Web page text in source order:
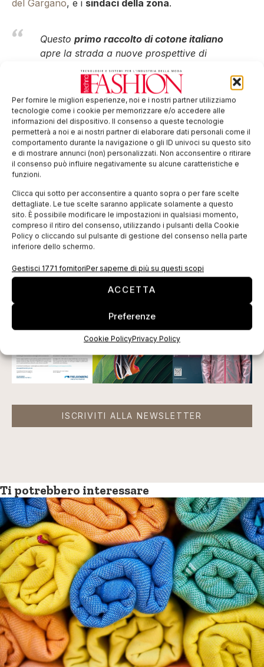
Per fornire le migliori esperienze, noi e i nostri partner utilizziamo
tecnologie come i cookie per memorizzare e/o accedere alle
informazioni del dispositivo. Il consenso a queste tecnologie
permetterà a noi e ai nostri partner di elaborare dati personali come il
comportamento durante la navigazione o gli ID univoci su questo sito
e di mostrare annunci (non) personalizzati. Non acconsentire o ritirare
il consenso può influire negativamente su alcune caratteristiche e
funzioni.
Clicca qui sotto per acconsentire a quanto sopra o per fare scelte
dettagliate. Le tue scelte saranno applicate solamente a questo
sito. È possibile modificare le impostazioni in qualsiasi momento,
compreso il ritiro del consenso, utilizzando i pulsanti della Cookie
Policy o cliccando sul pulsante di gestione del consenso nella parte
inferiore dello schermo.
Gestisci 1771 fornitoriPer saperne di più su questi scopi
ACCETTA
Preferenze
Cookie PolicyPrivacy Policy
del Gargano, e i sindaci della zona.
Questo primo raccolto di cotone italiano
apre la strada a nuove prospettive di
filiera del Tessile davvero
sostenibile ecompletamente italiana
anche in quelle prime fasi che non ci
appartengono più dalla prima metà del
secolo scorso.
Ilfuturo del nostro Tessile avrà la
possibilità di esprimere potenzialità
di produzione, permettendo in questo
modo un prodotto dieccellenzae una
tracciabilitàsicura.
Marino Vago, Presidente SMI
EDICOLA WEB
ISCRIVITI ALLA NEWSLETTER
Ti potrebbero interessare